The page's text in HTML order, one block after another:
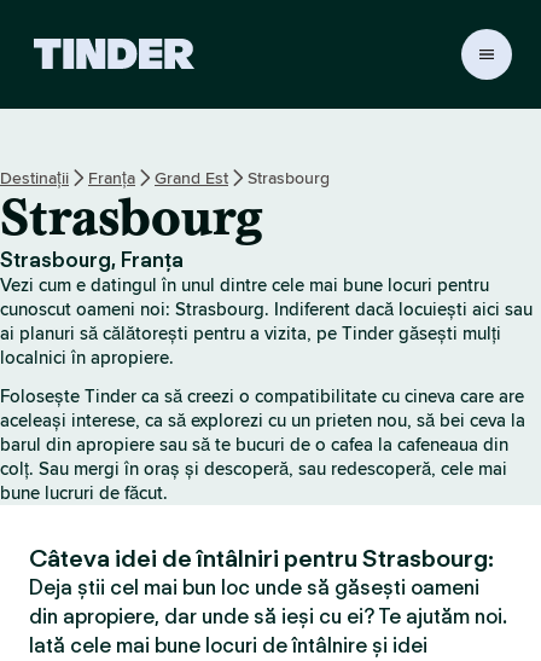
T
n
e
r
Destinații Franța Grand Est Strasbourg
Strasbourg
Strasbourg, Franța
Vezi cum e datingul în unul dintre cele mai bune locuri pentru
cunoscut oameni noi: Strasbourg. Indiferent dacă locuiești aici sau
ai planuri să călătorești pentru a vizita, pe Tinder găsești mulți
localnici în apropiere.
Folosește Tinder ca să creezi o compatibilitate cu cineva care are
aceleași interese, ca să explorezi cu un prieten nou, să bei ceva la
barul din apropiere sau să te bucuri de o cafea la cafeneaua din
colț. Sau mergi în oraș și descoperă, sau redescoperă, cele mai
bune lucruri de făcut.
Câteva idei de întâlniri pentru Strasbourg:
Deja știi cel mai bun loc unde să găsești oameni
din apropiere, dar unde să ieși cu ei? Te ajutăm noi.
Iată cele mai bune locuri de întâlnire și idei